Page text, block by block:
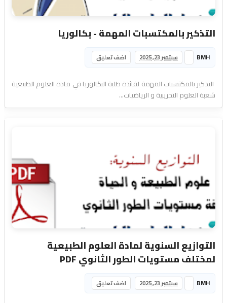
التذكير بالمكتسبات المهمة - بكالوريا
BMH سبتمبر 23, 2025 اضف تعليق
التذكير بالمكتسبات المهمة لفائدة طلبة البكالوريا في مادة العلوم الطبيعية
شعبة العلوم التجريبية و الرياضيات...
التوازيع السنوية لمادة العلوم الطبيعية
لمختلف مستويات الطور الثانوي PDF
BMH سبتمبر 23, 2025 اضف تعليق